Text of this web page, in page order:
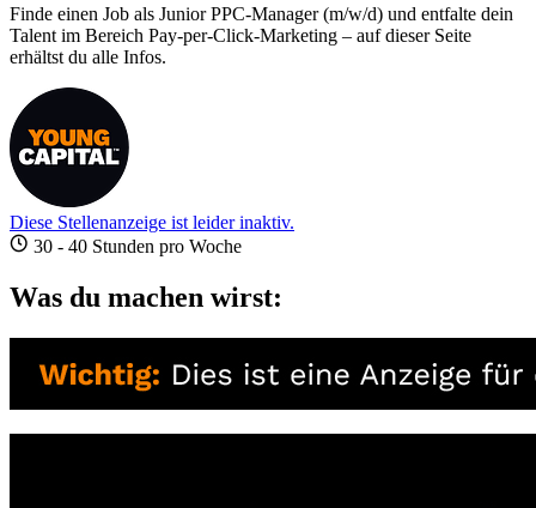
Finde einen Job als Junior PPC-Manager (m/w/d) und entfalte dein
Talent im Bereich Pay-per-Click-Marketing – auf dieser Seite
erhältst du alle Infos.
Diese Stellenanzeige ist leider inaktiv.
30 - 40 Stunden pro Woche
Was du machen wirst: